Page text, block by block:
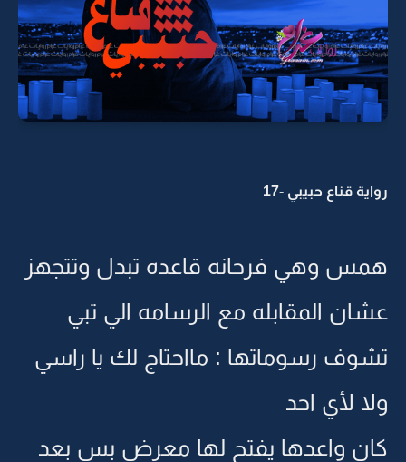
رواية قناع حبيبي -17
همس وهي فرحانه قاعده تبدل وتتجهز
عشان المقابله مع الرسامه الي تبي
تشوف رسوماتها : مااحتاج لك يا راسي
ولا لأي احد
كان واعدها يفتح لها معرض بس بعد